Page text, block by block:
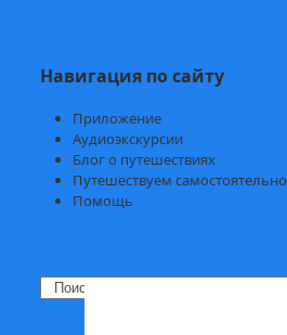
Навигация по сайту
Приложение
Аудиоэкскурсии
Блог о путешествиях
Путешествуем самостоятельно
Помощь
Search